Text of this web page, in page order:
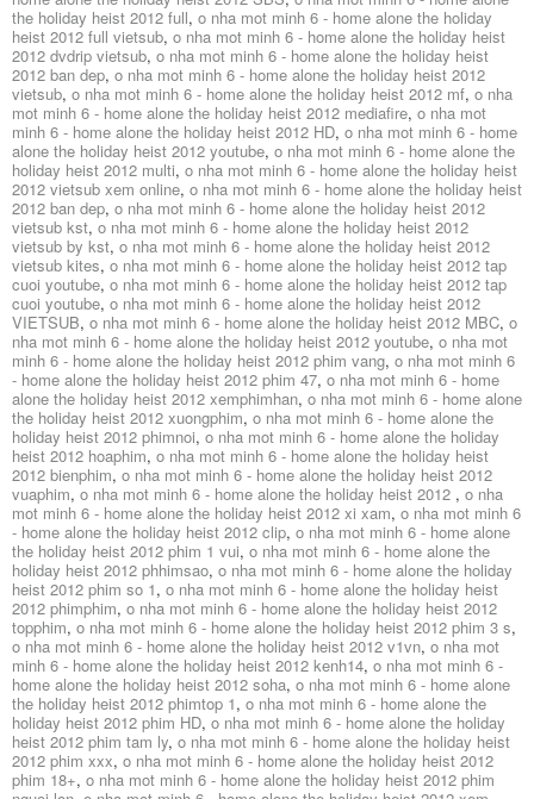
the holiday heist 2012 full, o nha mot minh 6 - home alone the holiday
heist 2012 full vietsub, o nha mot minh 6 - home alone the holiday heist
2012 dvdrip vietsub, o nha mot minh 6 - home alone the holiday heist
2012 ban dep, o nha mot minh 6 - home alone the holiday heist 2012
vietsub, o nha mot minh 6 - home alone the holiday heist 2012 mf, o nha
mot minh 6 - home alone the holiday heist 2012 mediafire, o nha mot
minh 6 - home alone the holiday heist 2012 HD, o nha mot minh 6 - home
alone the holiday heist 2012 youtube, o nha mot minh 6 - home alone the
holiday heist 2012 multi, o nha mot minh 6 - home alone the holiday heist
2012 vietsub xem online, o nha mot minh 6 - home alone the holiday heist
2012 ban dep, o nha mot minh 6 - home alone the holiday heist 2012
vietsub kst, o nha mot minh 6 - home alone the holiday heist 2012
vietsub by kst, o nha mot minh 6 - home alone the holiday heist 2012
vietsub kites, o nha mot minh 6 - home alone the holiday heist 2012 tap
cuoi youtube, o nha mot minh 6 - home alone the holiday heist 2012 tap
cuoi youtube, o nha mot minh 6 - home alone the holiday heist 2012
VIETSUB, o nha mot minh 6 - home alone the holiday heist 2012 MBC, o
nha mot minh 6 - home alone the holiday heist 2012 youtube, o nha mot
minh 6 - home alone the holiday heist 2012 phim vang, o nha mot minh 6
- home alone the holiday heist 2012 phim 47, o nha mot minh 6 - home
alone the holiday heist 2012 xemphimhan, o nha mot minh 6 - home alone
the holiday heist 2012 xuongphim, o nha mot minh 6 - home alone the
holiday heist 2012 phimnoi, o nha mot minh 6 - home alone the holiday
heist 2012 hoaphim, o nha mot minh 6 - home alone the holiday heist
2012 bienphim, o nha mot minh 6 - home alone the holiday heist 2012
vuaphim, o nha mot minh 6 - home alone the holiday heist 2012 , o nha
mot minh 6 - home alone the holiday heist 2012 xi xam, o nha mot minh 6
- home alone the holiday heist 2012 clip, o nha mot minh 6 - home alone
the holiday heist 2012 phim 1 vui, o nha mot minh 6 - home alone the
holiday heist 2012 phhimsao, o nha mot minh 6 - home alone the holiday
heist 2012 phim so 1, o nha mot minh 6 - home alone the holiday heist
2012 phimphim, o nha mot minh 6 - home alone the holiday heist 2012
topphim, o nha mot minh 6 - home alone the holiday heist 2012 phim 3 s,
o nha mot minh 6 - home alone the holiday heist 2012 v1vn, o nha mot
minh 6 - home alone the holiday heist 2012 kenh14, o nha mot minh 6 -
home alone the holiday heist 2012 soha, o nha mot minh 6 - home alone
the holiday heist 2012 phimtop 1, o nha mot minh 6 - home alone the
holiday heist 2012 phim HD, o nha mot minh 6 - home alone the holiday
heist 2012 phim tam ly, o nha mot minh 6 - home alone the holiday heist
2012 phim xxx, o nha mot minh 6 - home alone the holiday heist 2012
phim 18+, o nha mot minh 6 - home alone the holiday heist 2012 phim